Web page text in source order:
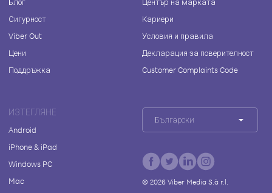
Сигурност
Viber Out
Цени
Поддръжка
Кариери
Условия и правила
Декларация за поверителност
Customer Complaints Code
ИЗТЕГЛЯНЕ
Android
iPhone & iPad
Windows PC
Mac
Български
© 2026Viber Media S.à r.l.